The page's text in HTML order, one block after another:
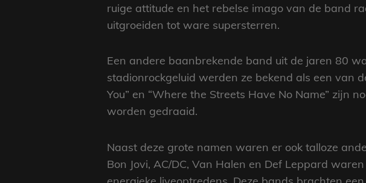
ruige attitude en het rebelse imago van de band
uitgroeiden tot ware supersterren.
Een andere baanbrekende band uit de jaren 80
stadionrockgeluid werden ze bekend als een van
You” en “Where the Streets Have No Name” zijn
worden gedraaid.
Naast deze grote namen waren er ook talloze
Bon Jovi, AC/DC, Van Halen en Def Leppard